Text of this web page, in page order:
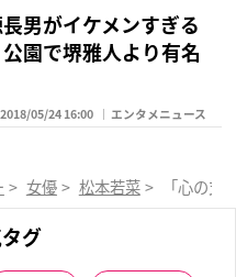
男がイケメンすぎる
園で堺雅人より有名
2018/05/24 16:00 エンタメニュース
> 女優 > 松本若菜 > 「心の
グ